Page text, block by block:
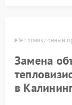
Тепловизионный
Замена
в